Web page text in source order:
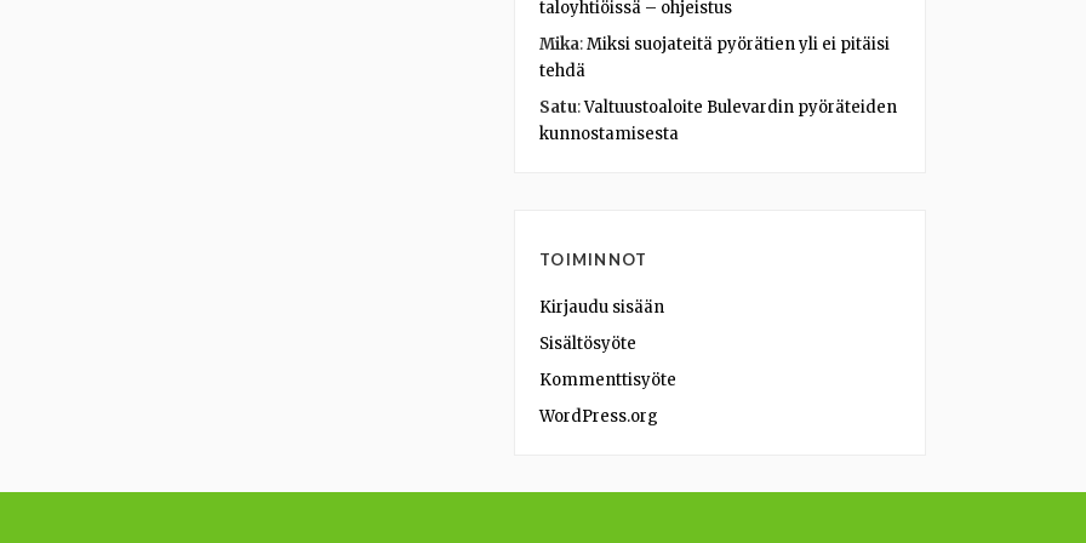
taloyhtiöissä – ohjeistus
Mika:Miksi suojateitä pyörätien yli ei pitäisi
tehdä
Satu:Valtuustoaloite Bulevardin pyöräteiden
kunnostamisesta
TOIMINNOT
Kirjaudu sisään
Sisältösyöte
Kommenttisyöte
WordPress.org